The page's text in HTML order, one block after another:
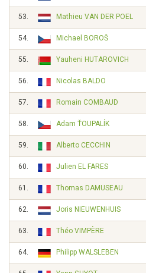
53. Mathieu VAN DER POEL
54. Michael BOROŠ
55. Yauheni HUTAROVICH
56. Nicolas BALDO
57. Romain COMBAUD
58. Adam ŤOUPALÍK
59. Alberto CECCHIN
60. Julien EL FARES
61. Thomas DAMUSEAU
62. Joris NIEUWENHUIS
63. Théo VIMPÈRE
64. Philipp WALSLEBEN